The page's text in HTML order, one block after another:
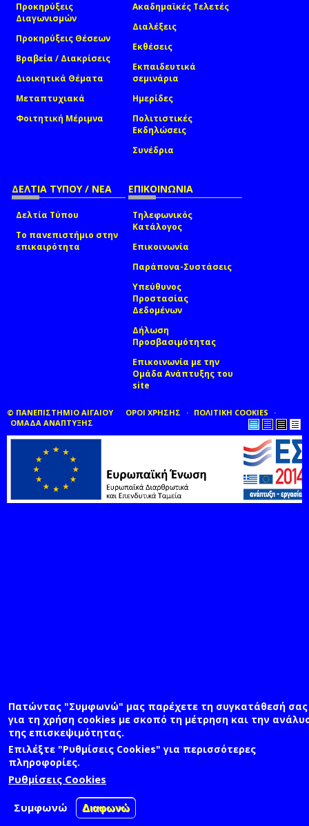
Προκηρύξεις
Διαγωνισμών
Προκηρύξεις Θέσεων
Βραβεία / Διακρίσεις
Διοικητικά Θέματα
Μεταπτυχιακά
Φοιτητική Μέριμνα
Ακαδημαϊκές Τελετές
Διαλέξεις
Εκθέσεις
Εκπαιδευτικά
σεμινάρια
Ημερίδες
Πολιτιστικές
Εκδηλώσεις
Συνέδρια
ΔΕΛΤΙΑ ΤΥΠΟΥ / ΝΕΑ
Δελτία Τύπου
Το πανεπιστήμιο στην
επικαιρότητα
ΕΠΙΚΟΙΝΩΝΙΑ
Τηλεφωνικός
Κατάλογος
Επικοινωνία
Παράπονα-Συστάσεις
Υπεύθυνος
Προστασίας
Δεδομένων
Δήλωση
Προσβασιμότητας
Επικοινωνία με την
Ομάδα Ανάπτυξης του
site
© ΠΑΝΕΠΙΣΤΗΜΙΟ ΑΙΓΑΙΟΥ ΟΡΟΙ ΧΡΗΣΗΣ
ΠΟΛΙΤΙΚΗ COOKIES
ΟΜΑΔΑ ΑΝΑΠΤΥΞΗΣ
Πατώντας "Συμφωνώ" μας παρέχετε τη συγκατάθεσή σας
για τη χρήση cookies με σκοπό τη μέτρηση και την
της επισκεψιμότητας.
Επιλέξτε "Ρυθμίσεις Cookies" για περισσότερες
πληροφορίες.
Ρυθμίσεις Cookies
Συμφωνώ Διαφωνώ